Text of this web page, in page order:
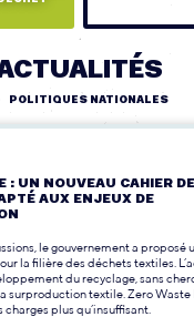
POLITIQUES NATIONALES
: UN NOUVEAU CAHIER
AUX ENJEUX DE
le gouvernement a proposé
la filière des déchets textiles.
du recyclage, sans
surproduction textile. Zero Waste
plus qu’insuffisant.